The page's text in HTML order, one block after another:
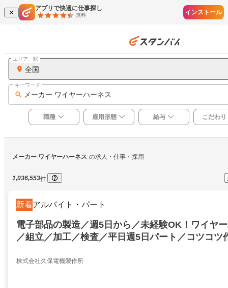
アプリで快適に仕事探し
無料 インストール
全国
エリア、駅
メーカー ワイヤーハーネス
キーワード
職種 雇用形態 給与 こだわり
メーカー ワイヤーハーネス の求人・仕事・採用
1,036,553件
新着アルバイト・パート
電子部品の製造／週5日から／未経験OK！ワイヤ
／組立／加工／検査／平日週5日パート／コツコツ
株式会社久保電機製作所